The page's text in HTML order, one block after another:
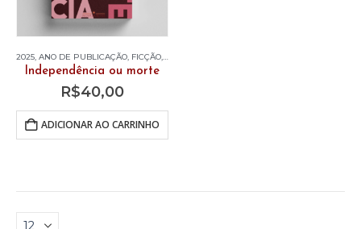
2025, ANO DE PUBLICAÇÃO, FICÇÃO, LIVROS
Independência ou morte
R$40,00
ADICIONAR AO CARRINHO